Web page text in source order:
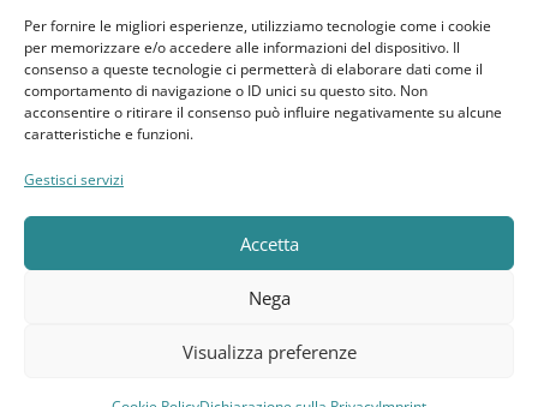
Per fornire le migliori esperienze, utilizziamo tecnologie come i cookie
per memorizzare e/o accedere alle informazioni del dispositivo. Il
consenso a queste tecnologie ci permetterà di elaborare dati come il
comportamento di navigazione o ID unici su questo sito. Non
acconsentire o ritirare il consenso può influire negativamente su alcune
caratteristiche e funzioni.
Gestisci servizi
Accetta
Nega
Visualizza preferenze
Disconoscimento
Pagine Dedicate
Raffrescatori Evaporativi Industriali
CLIENTE